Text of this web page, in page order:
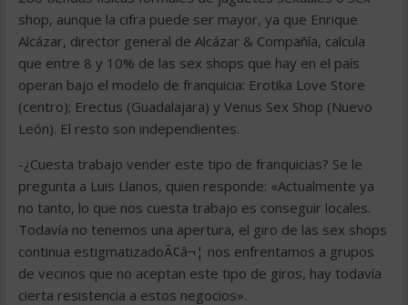
shop, aunque la cifra puede ser mayor, ya que Enrique
Alcázar, director general de Alcázar & Compañía, calcula
que entre 8 y 10% de las sex shops que hay en el país
operan bajo el modelo de franquicia: Erotika Love Store
(centro); Erectus (Guadalajara) y Venus Sex Shop (Nuevo
León). El resto son independientes.
-¿Cuesta trabajo vender este tipo de franquicias? Se le
pregunta a Luis Llanos, quien responde: «Actualmente ya
no tanto, lo que nos cuesta trabajo es conseguir locales.
Todavía no tenemos una apertura, el giro de las sex shops
continua estigmatizadoÃ¢â¬¦ nos enfrentamos a grupos
de vecinos que no aceptan este tipo de giros, hay todavía
cierta resistencia a estos negocios».